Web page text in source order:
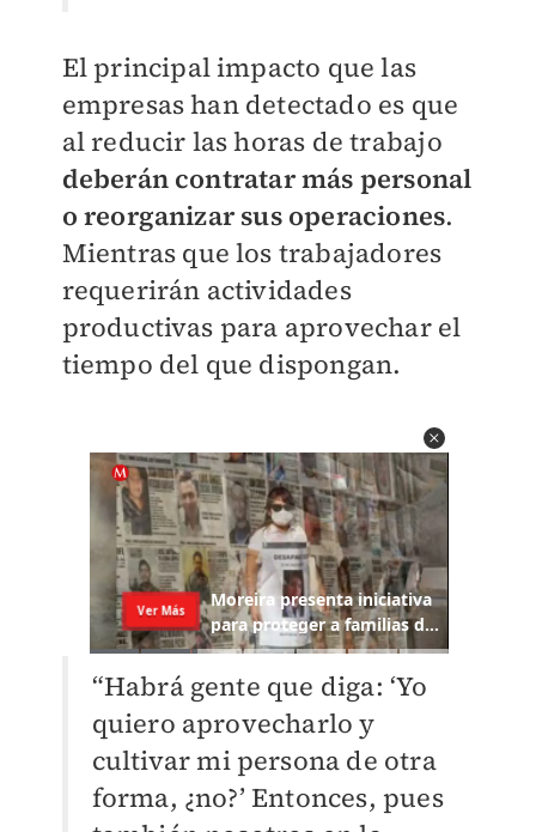
El principal impacto que las
empresas han detectado es que
al reducir las horas de trabajo
deberán contratar más personal
o reorganizar sus operaciones.
Mientras que los trabajadores
requerirán actividades
productivas para aprovechar el
tiempo del que dispongan.
“Habrá gente que diga: ‘Yo
quiero aprovecharlo y
cultivar mi persona de otra
forma, ¿no?’ Entonces, pues